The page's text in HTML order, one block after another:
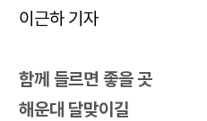
이근하 기자
함께 들르면 좋을 곳
해운대 달맞이길